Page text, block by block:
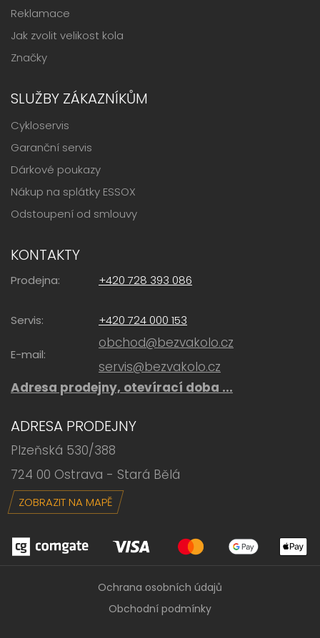
Reklamace
Jak zvolit velikost kola
Značky
SLUŽBY ZÁKAZNÍKŮM
Cykloservis
Garanční servis
Dárkové poukazy
Nákup na splátky ESSOX
Odstoupení od smlouvy
KONTAKTY
Prodejna: +420 728 393 086
Servis: +420 724 000 153
E-mail:
obchod@bezvakolo.cz
servis@bezvakolo.cz
Adresa prodejny, otevírací doba ...
ADRESA PRODEJNY
Plzeňská 530/388
724 00 Ostrava - Stará Bělá
ZOBRAZIT NA MAPĚ
Ochrana osobních údajů
Obchodní podmínky